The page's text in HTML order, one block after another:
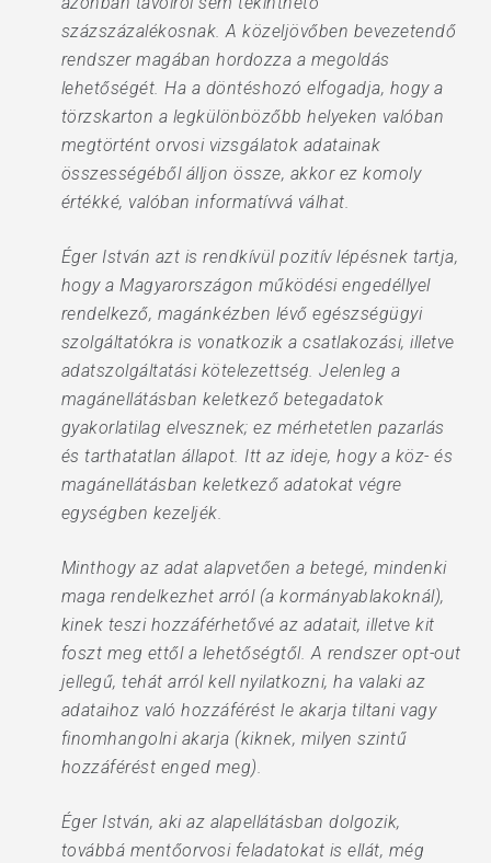
százszázalékosnak. A közeljövőben bevezetendő
rendszer magában hordozza a megoldás
lehetőségét. Ha a döntéshozó elfogadja, hogy a
törzskarton a legkülönbözőbb helyeken valóban
megtörtént orvosi vizsgálatok adatainak
összességéből álljon össze, akkor ez komoly
értékké, valóban informatívvá válhat.
Éger István azt is rendkívül pozitív lépésnek tartja,
hogy a Magyarországon működési engedéllyel
rendelkező, magánkézben lévő egészségügyi
szolgáltatókra is vonatkozik a csatlakozási, illetve
adatszolgáltatási kötelezettség. Jelenleg a
magánellátásban keletkező betegadatok
gyakorlatilag elvesznek; ez mérhetetlen pazarlás
és tarthatatlan állapot. Itt az ideje, hogy a köz- és
magánellátásban keletkező adatokat végre
egységben kezeljék.
Minthogy az adat alapvetően a betegé, mindenki
maga rendelkezhet arról (a kormányablakoknál),
kinek teszi hozzáférhetővé az adatait, illetve kit
foszt meg ettől a lehetőségtől. A rendszer opt-out
jellegű, tehát arról kell nyilatkozni, ha valaki az
adataihoz való hozzáférést le akarja tiltani vagy
finomhangolni akarja (kiknek, milyen szintű
hozzáférést enged meg).
Éger István, aki az alapellátásban dolgozik,
továbbá mentőorvosi feladatokat is ellát, még